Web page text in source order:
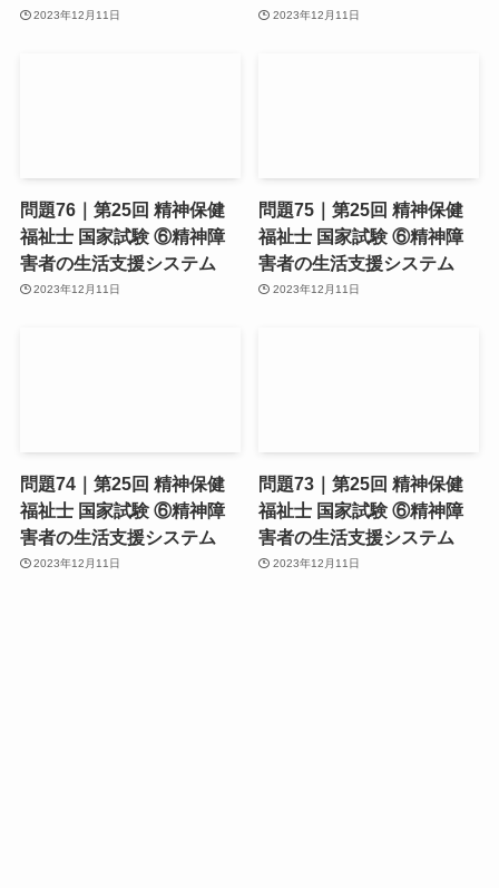
2023年12月11日 2023年12月11日
問題76｜第25回 精神保健
福祉士 国家試験 ⑥精神障
害者の生活支援システム
2023年12月11日
問題75｜第25回 精神保健
福祉士 国家試験 ⑥精神障
害者の生活支援システム
2023年12月11日
問題74｜第25回 精神保健
福祉士 国家試験 ⑥精神障
害者の生活支援システム
2023年12月11日
問題73｜第25回 精神保健
福祉士 国家試験 ⑥精神障
害者の生活支援システム
2023年12月11日